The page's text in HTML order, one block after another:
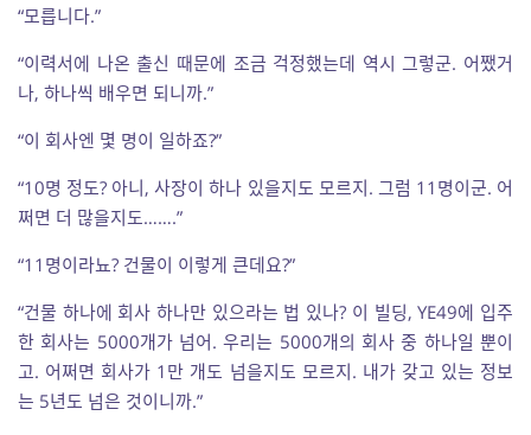
“모릅니다.”
“이력서에 나온 출신 때문에 조금 걱정했는데 역시 그렇군. 어쨌거
나, 하나씩 배우면 되니까.”
“이 회사엔 몇 명이 일하죠?”
“10명 정도? 아니, 사장이 하나 있을지도 모르지. 그럼 11명이군. 어
쩌면 더 많을지도…….”
“11명이라뇨? 건물이 이렇게 큰데요?”
“건물 하나에 회사 하나만 있으라는 법 있나? 이 빌딩, YE49에 입주
한 회사는 5000개가 넘어. 우리는 5000개의 회사 중 하나일 뿐이
고. 어쩌면 회사가 1만 개도 넘을지도 모르지. 내가 갖고 있는 정보
는 5년도 넘은 것이니까.”